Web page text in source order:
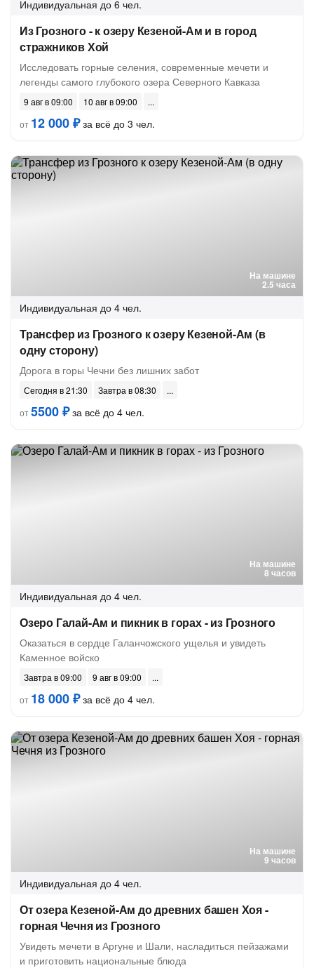
Индивидуальная до 6 чел.
Из Грозного - к озеру Кезеной-Ам и в город
стражников Хой
Исследовать горные селения, современные мечети и
легенды самого глубокого озера Северного Кавказа
9 авг в 09:00
10 авг в 09:00
от 12 000 ₽за всё до 3 чел.
На машине
2.5 часа
Индивидуальная до 4 чел.
Трансфер из Грозного к озеру Кезеной-Ам (в
одну сторону)
Дорога в горы Чечни без лишних забот
Сегодня в 21:30
Завтра в 08:30
от5500 ₽за всё до 4 чел.
На машине
8 часов
Индивидуальная до 4 чел.
Озеро Галай-Ам и пикник в горах - из Грозного
Оказаться в сердце Галанчожского ущелья и увидеть
Каменное войско
Завтра в 09:00
9 авг в 09:00
от 18 000 ₽за всё до 4 чел.
На машине
9 часов
Индивидуальная до 4 чел.
От озера Кезеной-Ам до древних башен Хоя -
горная Чечня из Грозного
Увидеть мечети в Аргуне и Шали, насладиться пейзажами
и приготовить национальные блюда